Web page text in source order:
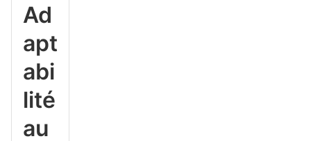
Ad
apt
abi
lité
au